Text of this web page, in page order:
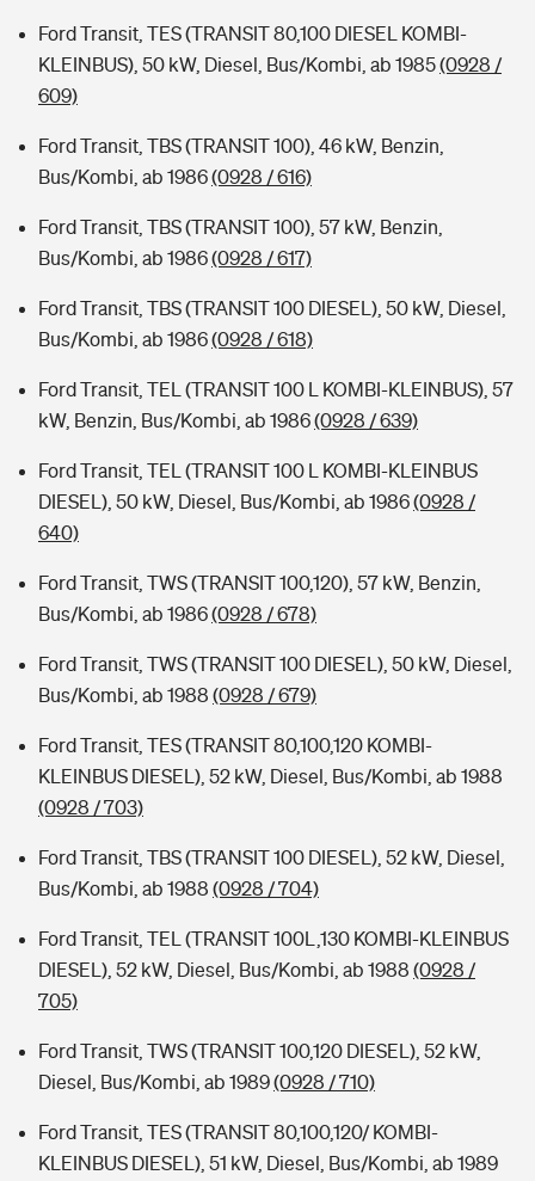
Ford Transit, TES (TRANSIT 80,100 DIESEL KOMBI-
KLEINBUS), 50 kW, Diesel, Bus/Kombi, ab 1985(0928 /
609)
Ford Transit, TBS (TRANSIT 100), 46 kW, Benzin,
Bus/Kombi, ab 1986(0928 / 616)
Ford Transit, TBS (TRANSIT 100), 57 kW, Benzin,
Bus/Kombi, ab 1986(0928 / 617)
Ford Transit, TBS (TRANSIT 100 DIESEL), 50 kW, Diesel,
Bus/Kombi, ab 1986(0928 / 618)
Ford Transit, TEL (TRANSIT 100 L KOMBI-KLEINBUS), 57
kW, Benzin, Bus/Kombi, ab 1986(0928 / 639)
Ford Transit, TEL (TRANSIT 100 L KOMBI-KLEINBUS
DIESEL), 50 kW, Diesel, Bus/Kombi, ab 1986(0928 /
640)
Ford Transit, TWS (TRANSIT 100,120), 57 kW, Benzin,
Bus/Kombi, ab 1986(0928 / 678)
Ford Transit, TWS (TRANSIT 100 DIESEL), 50 kW, Diesel,
Bus/Kombi, ab 1988 (0928 / 679)
Ford Transit, TES (TRANSIT 80,100,120 KOMBI-
KLEINBUS DIESEL), 52 kW, Diesel, Bus/Kombi, ab 1988
(0928 / 703)
Ford Transit, TBS (TRANSIT 100 DIESEL), 52 kW, Diesel,
Bus/Kombi, ab 1988 (0928 / 704)
Ford Transit, TEL (TRANSIT 100L,130 KOMBI-KLEINBUS
DIESEL), 52 kW, Diesel, Bus/Kombi, ab 1988 (0928 /
705)
Ford Transit, TWS (TRANSIT 100,120 DIESEL), 52 kW,
Diesel, Bus/Kombi, ab 1989(0928 / 710)
Ford Transit, TES (TRANSIT 80,100,120/ KOMBI-
KLEINBUS DIESEL), 51 kW, Diesel, Bus/Kombi, ab 1989